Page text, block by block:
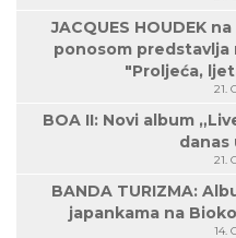
JACQUES HOUDEK
ponosom
"Proljeća,
21.
BOA II: Novi album
danas
21.
BANDA TURIZMA:
japankama na
14.